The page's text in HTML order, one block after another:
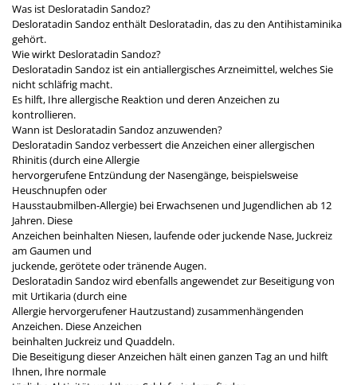
Was ist Desloratadin Sandoz?
Desloratadin Sandoz enthält Desloratadin, das zu den Antihistaminika
gehört.
Wie wirkt Desloratadin Sandoz?
Desloratadin Sandoz ist ein antiallergisches Arzneimittel, welches Sie
nicht schläfrig macht.
Es hilft, Ihre allergische Reaktion und deren Anzeichen zu
kontrollieren.
Wann ist Desloratadin Sandoz anzuwenden?
Desloratadin Sandoz verbessert die Anzeichen einer allergischen
Rhinitis (durch eine Allergie
hervorgerufene Entzündung der Nasengänge, beispielsweise
Heuschnupfen oder
Hausstaubmilben-Allergie) bei Erwachsenen und Jugendlichen ab 12
Jahren. Diese
Anzeichen beinhalten Niesen, laufende oder juckende Nase, Juckreiz
am Gaumen und
juckende, gerötete oder tränende Augen.
Desloratadin Sandoz wird ebenfalls angewendet zur Beseitigung von
mit Urtikaria (durch eine
Allergie hervorgerufener Hautzustand) zusammenhängenden
Anzeichen. Diese Anzeichen
beinhalten Juckreiz und Quaddeln.
Die Beseitigung dieser Anzeichen hält einen ganzen Tag an und hilft
Ihnen, Ihre normale